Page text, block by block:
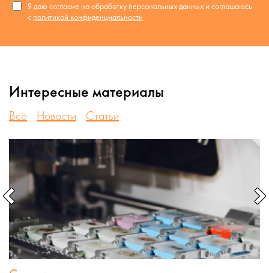
Я даю согласие на обработку персональных данных и соглашаюсь
с политикой конфиденциальности
Интересные материалы
Всё Новости Статьи